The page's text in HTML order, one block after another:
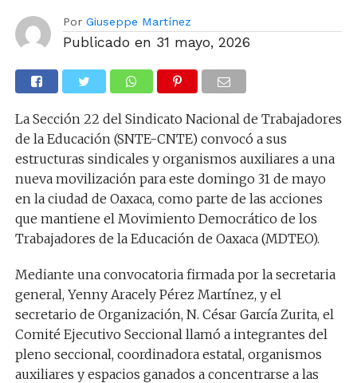
Por Giuseppe Martínez
Publicado en 31 mayo, 2026
La Sección 22 del Sindicato Nacional de Trabajadores
de la Educación (SNTE-CNTE) convocó a sus
estructuras sindicales y organismos auxiliares a una
nueva movilización para este domingo 31 de mayo
en la ciudad de Oaxaca, como parte de las acciones
que mantiene el Movimiento Democrático de los
Trabajadores de la Educación de Oaxaca (MDTEO).
Mediante una convocatoria firmada por la secretaria
general, Yenny Aracely Pérez Martínez, y el
secretario de Organización, N. César García Zurita, el
Comité Ejecutivo Seccional llamó a integrantes del
pleno seccional, coordinadora estatal, organismos
auxiliares y espacios ganados a concentrarse a las